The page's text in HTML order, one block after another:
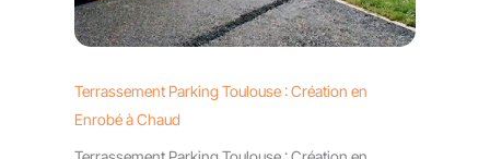
Terrassement Parking Toulouse : Création en
Enrobé à Chaud